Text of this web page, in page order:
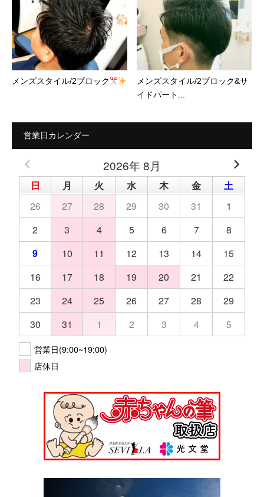
メンズスタイル/2ブロック
メンズスタイル/2ブロック&サ
イドパート...
営業日カレンダー
2026年 8月
日 月 火 水 木 金
土
26
27 28 29 30 31
1
2
3 4 5 6 7
8
9
10 11 12 13 14
15
16
17 18 19 20 21
22
23
24 25 26 27 28
29
30
31 1 2 3 4 5
営業日(9:00~19:00)
店休日